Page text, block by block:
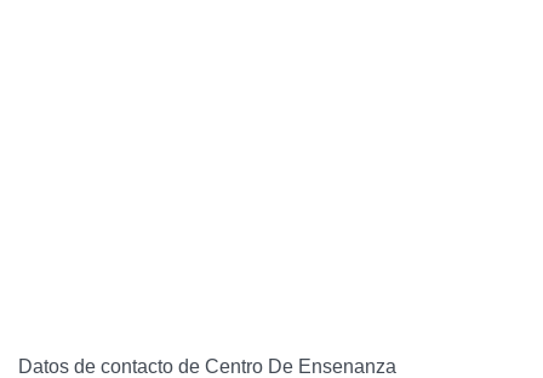
Datos de contacto de Centro De Ensenanza